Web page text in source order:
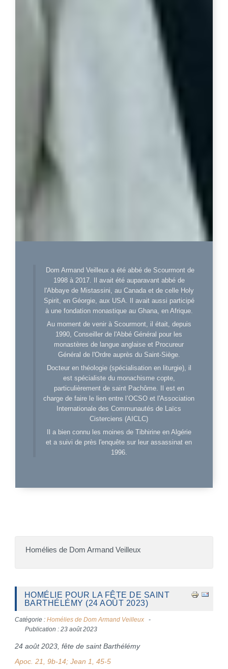
Dom Armand Veilleux a été abbé de Scourmont de
1998 à 2017. Il avait été auparavant abbé de
l'Abbaye de Mistassini, au Canada et de celle Holy
Spirit, en Géorgie, aux USA. Il avait aussi participé
à une fondation monastique au Ghana, en Afrique.
Au moment de venir à Scourmont, il était, depuis
1990, Conseiller de l'Abbé Général pour les
monastères de langue anglaise et Procureur
Général de l'Ordre auprès du Saint-Siège.
Docteur en théologie (spécialisation en liturgie), il
est spécialiste du monachisme copte,
particulièrement de saint Pachôme. Il est en
charge de faire le lien entre l’OCSO et l'Association
Internationale des Communautés de Laïcs
Cisterciens (AICLC)
Il a bien connu les moines de Tibhirine en Algérie
et a suivi de près l'enquête sur leur assassinat en
1996.
Homélies de Dom Armand Veilleux
HOMÉLIE POUR LA FÊTE DE SAINT
BARTHÉLÉMY (24 AOÛT 2023)
Catégorie : Homélies de Dom Armand Veilleux
Publication : 23 août 2023
24 août 2023, fête de saint Barthélémy
Apoc. 21, 9b-14; Jean 1, 45-5